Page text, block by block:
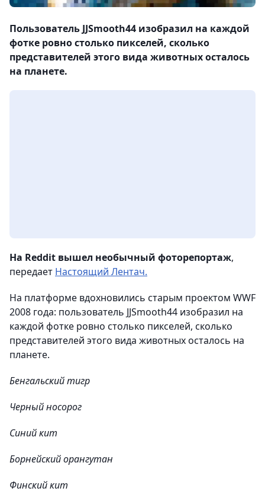
Пользователь JJSmooth44 изобразил на каждой
фотке ровно столько пикселей, сколько
представителей этого вида животных осталось
на планете.
На Reddit вышел необычный фоторепортаж,
передает Настоящий Лентач.
На платформе вдохновились старым проектом WWF
2008 года: пользователь JJSmooth44 изобразил на
каждой фотке ровно столько пикселей, сколько
представителей этого вида животных осталось на
планете.
Бенгальский тигр
Черный носорог
Синий кит
Борнейский орангутан
Финский кит